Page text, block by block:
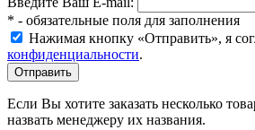
* - обязательные поля для заполнения
Нажимая кнопку «Отправить», я
конфиденциальности.
Если Вы хотите заказать несколько
назвать менеджеру их названия.